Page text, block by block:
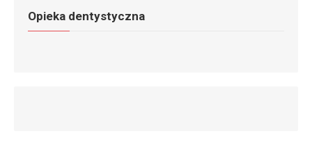
Opieka dentystyczna